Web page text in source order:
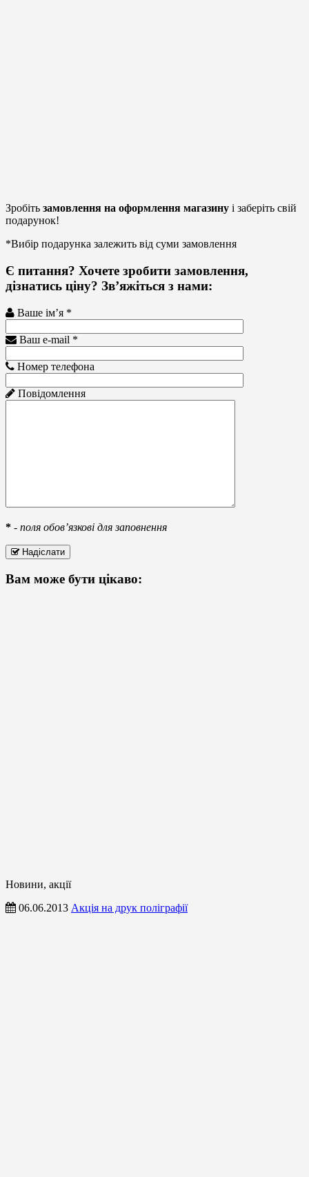
Зробіть замовлення на оформлення магазину і заберіть свій
подарунок!
*Вибір подарунка залежить від суми замовлення
Є питання? Хочете зробити замовлення,
дізнатись ціну? Зв’яжіться з нами:
Ваше ім’я *
Ваш e-mail *
Номер телефона
Повідомлення
* - поля обов’язкові для заповнення
Надіслати
Вам може бути цікаво:
Новини, акції
06.06.2013 Акція на друк поліграфії